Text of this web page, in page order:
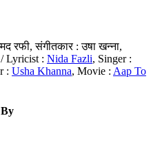
रफी, संगीतकार : उषा खन्ना,
Lyricist : Nida Fazli, Singer :
: Usha Khanna, Movie : Aap To